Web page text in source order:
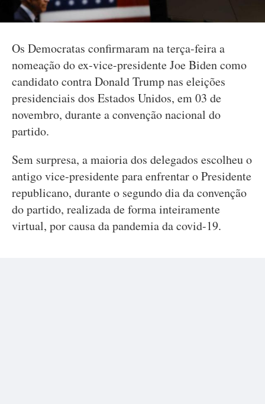
Os Democratas confirmaram na terça-feira a
nomeação do ex-vice-presidente Joe Biden como
candidato contra Donald Trump nas eleições
presidenciais dos Estados Unidos, em 03 de
novembro, durante a convenção nacional do
partido.
Sem surpresa, a maioria dos delegados escolheu o
antigo vice-presidente para enfrentar o Presidente
republicano, durante o segundo dia da convenção
do partido, realizada de forma inteiramente
virtual, por causa da pandemia da covid-19.